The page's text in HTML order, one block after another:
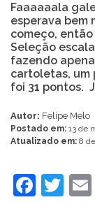
Faaaaaala
esperava bem
começo,
Seleção
fazendo
cartoletas, um
foi 31 pontos.
Autor: Felipe Melo
Postado em: 13 de
Atualizado em: 8